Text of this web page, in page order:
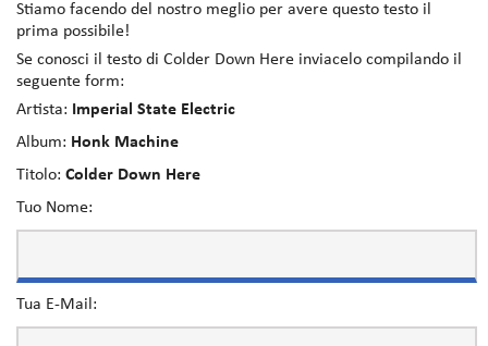
Stiamo facendo del nostro meglio per avere questo testo il
prima possibile!
Se conosci il testo di Colder Down Here inviacelo compilando il
seguente form:
Artista:
Imperial State Electric
Album: Honk Machine
Titolo: Colder Down Here
Tuo Nome:
Tua E-Mail: